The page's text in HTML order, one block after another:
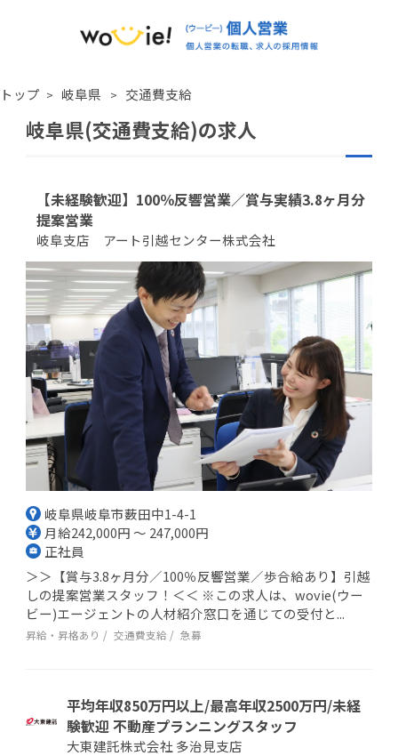
トップ 岐阜県 交通費支給
岐阜県(交通費支給)の求人
【未経験歓迎】100％反響営業／賞与実績3.8ヶ月分
提案営業
岐阜支店 アート引越センター株式会社
岐阜県岐阜市薮田中1-4-1
月給242,000円 ～ 247,000円
正社員
＞＞【賞与3.8ヶ月分／100％反響営業／歩合給あり】引越
しの提案営業スタッフ！＜＜ ※この求人は、wovie(ウー
ビー)エージェントの人材紹介窓口を通じての受付と...
昇給・昇格あり 交通費支給 急募
平均年収850万円以上/最高年収2500万円/未経
験歓迎 不動産プランニングスタッフ
大東建託株式会社 多治見支店